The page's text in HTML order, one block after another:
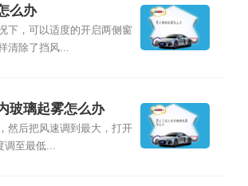
么办
下，可以适度的开启两侧窗
清除了挡风...
玻璃起雾怎么办
然后把风速调到最大，打开
调至最低...